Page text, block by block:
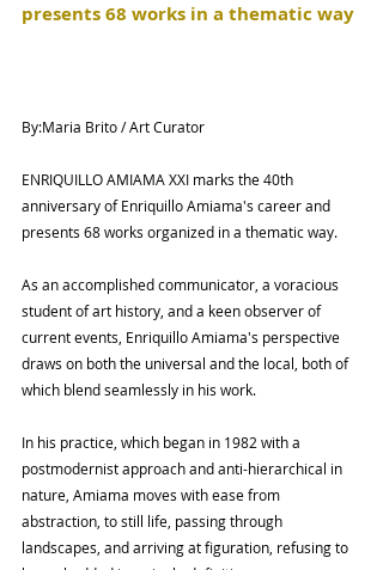
presents 68 works in a thematic way
By:Maria Brito / Art Curator
ENRIQUILLO AMIAMA XXI marks the 40th
anniversary of Enriquillo Amiama's career and
presents 68 works organized in a thematic way.
As an accomplished communicator, a voracious
student of art history, and a keen observer of
current events, Enriquillo Amiama's perspective
draws on both the universal and the local, both of
which blend seamlessly in his work.
In his practice, which began in 1982 with a
postmodernist approach and anti-hierarchical in
nature, Amiama moves with ease from
abstraction, to still life, passing through
landscapes, and arriving at figuration, refusing to